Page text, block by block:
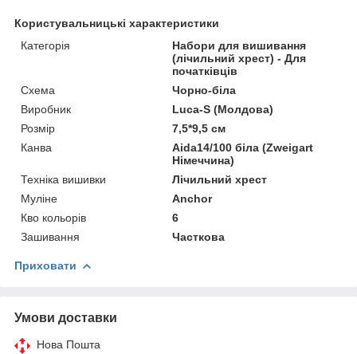
Користувальницькі характеристики
Категорія
Набори для вишивання
(лічильний хрест) - Для
початківців
Схема
Чорно-біла
Виробник
Luca-S (Молдова)
Розмір
7,5*9,5 см
Канва
Aida14/100 біла (Zweigart
Німеччина)
Техніка вишивки
Лічильний хрест
Муліне
Anchor
Кво кольорів
6
Зашивання
Часткова
Приховати
Умови доставки
Нова Пошта